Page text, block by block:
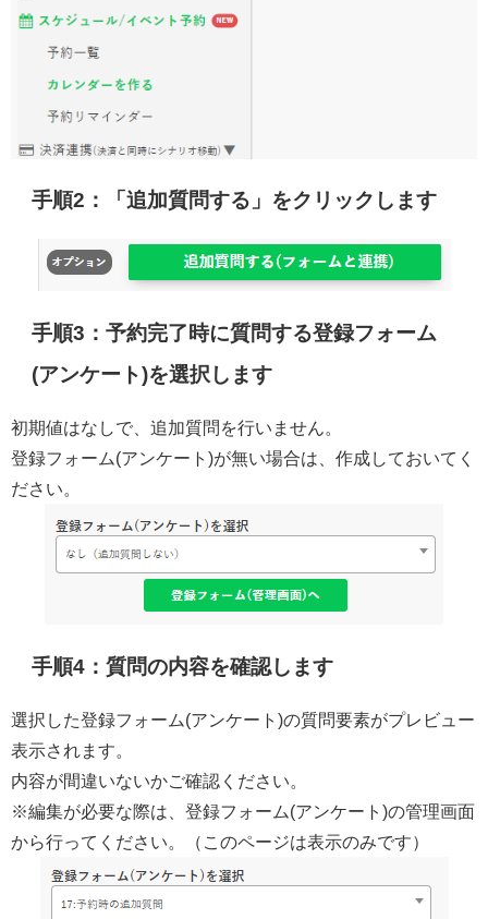
手順2：「追加質問する」をクリックします
手順3：予約完了時に質問する登録フォーム
(アンケート)を選択します
初期値はなしで、追加質問を行いません。
登録フォーム(アンケート)が無い場合は、作成しておいてく
ださい。
手順4：質問の内容を確認します
選択した登録フォーム(アンケート)の質問要素がプレビュー
表示されます。
内容が間違いないかご確認ください。
※編集が必要な際は、登録フォーム(アンケート)の管理画面
から行ってください。（このページは表示のみです）